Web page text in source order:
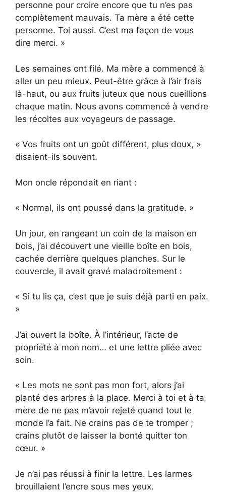
personne pour croire encore que tu n’es pas
complètement mauvais. Ta mère a été cette
personne. Toi aussi. C’est ma façon de vous
dire merci. »
Les semaines ont filé. Ma mère a commencé à
aller un peu mieux. Peut-être grâce à l’air frais
là-haut, ou aux fruits juteux que nous cueillions
chaque matin. Nous avons commencé à vendre
les récoltes aux voyageurs de passage.
« Vos fruits ont un goût différent, plus doux, »
disaient-ils souvent.
Mon oncle répondait en riant :
« Normal, ils ont poussé dans la gratitude. »
Un jour, en rangeant un coin de la maison en
bois, j’ai découvert une vieille boîte en bois,
cachée derrière quelques planches. Sur le
couvercle, il avait gravé maladroitement :
« Si tu lis ça, c’est que je suis déjà parti en paix.
»
J’ai ouvert la boîte. À l’intérieur, l’acte de
propriété à mon nom… et une lettre pliée avec
soin.
« Les mots ne sont pas mon fort, alors j’ai
planté des arbres à la place. Merci à toi et à ta
mère de ne pas m’avoir rejeté quand tout le
monde l’a fait. Ne crains pas de te tromper ;
crains plutôt de laisser la bonté quitter ton
cœur. »
Je n’ai pas réussi à finir la lettre. Les larmes
brouillaient l’encre sous mes yeux.